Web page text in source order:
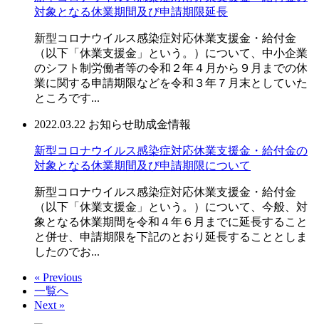
対象となる休業期間及び申請期限延長
新型コロナウイルス感染症対応休業支援金・給付金
（以下「休業支援金」という。）について、中小企業
のシフト制労働者等の令和２年４月から９月までの休
業に関する申請期限などを令和３年７月末としていた
ところです...
2022.03.22 お知らせ助成金情報
新型コロナウイルス感染症対応休業支援金・給付金の
対象となる休業期間及び申請期限について
新型コロナウイルス感染症対応休業支援金・給付金
（以下「休業支援金」という。）について、今般、対
象となる休業期間を令和４年６月までに延長すること
と併せ、申請期限を下記のとおり延長することとしま
したのでお...
« Previous
一覧へ
Next »